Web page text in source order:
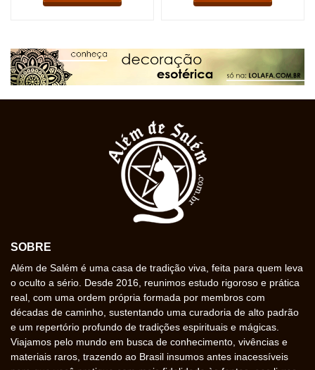
SOBRE
Além de Salém é uma casa de tradição viva, feita para quem leva
o oculto a sério. Desde 2016, reunimos estudo rigoroso e prática
real, com uma ordem própria formada por membros com
décadas de caminho, sustentando uma curadoria de alto padrão
e um repertório profundo de tradições espirituais e mágicas.
Viajamos pelo mundo em busca de conhecimento, vivências e
materiais raros, trazendo ao Brasil insumos antes inacessíveis